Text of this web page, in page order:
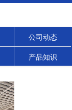
公司动态
产品知识